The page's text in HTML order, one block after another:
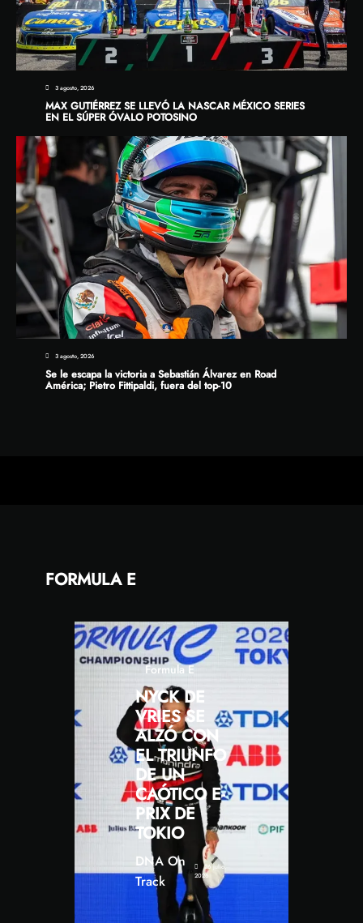
3 agosto, 2026
MAX GUTIÉRREZ SE LLEVÓ LA NASCAR MÉXICO SERIES
EN EL SÚPER ÓVALO POTOSINO
3 agosto, 2026
Se le escapa la victoria a Sebastián Álvarez en Road
América; Pietro Fittipaldi, fuera del top-10
FORMULA E
Formula E
NYCK DE
VRIES SE
ALZÓ CON
EL TRIUNFO
DE UN
CAÓTICO E-
PRIX DE
TOKIO
DNA On
Track
26 julio,
2026